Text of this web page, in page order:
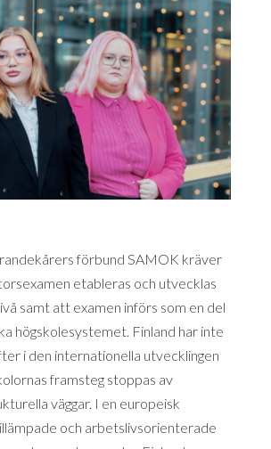
förbund SAMOK kräver
etableras och utvecklas
samt att examen införs som en del
högskolesystemet. Finland har inte
i den internationella utvecklingen
framsteg stoppas av
väggar. I en europeisk
och arbetslivsorienterade